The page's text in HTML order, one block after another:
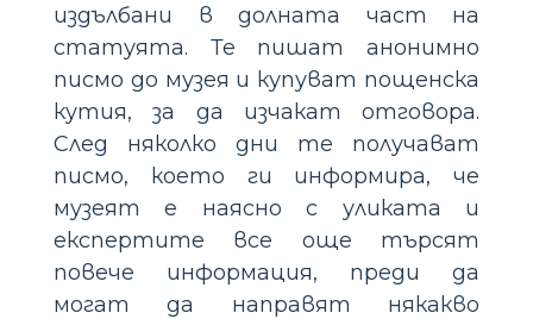
издълбани в долната част на
статуята. Те пишат анонимно
писмо до музея и купуват пощенска
кутия, за да изчакат отговора.
След няколко дни те получават
писмо, което ги информира, че
музеят е наясно с уликата и
експертите все още търсят
повече информация, преди да
могат да направят някакво